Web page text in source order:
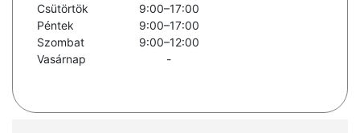
Csütörtök
9:00–17:00
Péntek
9:00–17:00
Szombat
9:00–12:00
Vasárnap
-